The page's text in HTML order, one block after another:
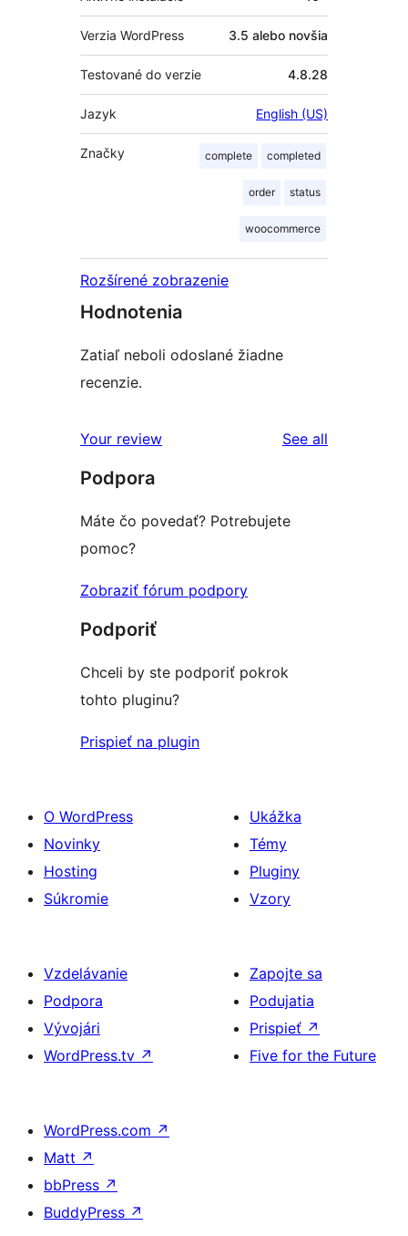
Verzia WordPress 3.5 alebo novšia
Testované do verzie 4.8.28
Jazyk English (US)
Značky complete completed
order status
woocommerce
Rozšírené zobrazenie
Hodnotenia
Zatiaľ neboli odoslané žiadne
recenzie.
Your review See all
Podpora
Máte čo povedať? Potrebujete
pomoc?
Zobraziť fórum podpory
Podporiť
Chceli by ste podporiť pokrok
tohto pluginu?
Prispieť na plugin
O WordPress
Novinky
Hosting
Súkromie
Ukážka
Témy
Pluginy
Vzory
Vzdelávanie
Podpora
Vývojári
WordPress.tv ↗
Zapojte sa
Podujatia
Prispieť ↗
Five for the Future
WordPress.com ↗
Matt ↗
bbPress ↗
BuddyPress ↗